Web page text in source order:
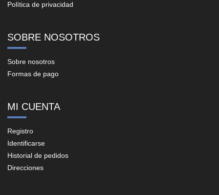
Política de privacidad
SOBRE NOSOTROS
Sobre nosotros
Formas de pago
MI CUENTA
Registro
Identificarse
Historial de pedidos
Direcciones